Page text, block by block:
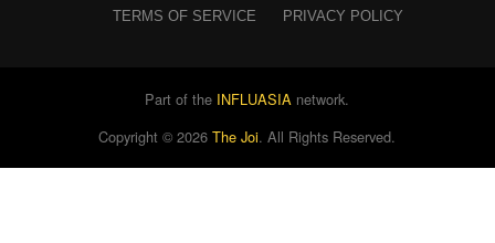
TERMS OF SERVICE
PRIVACY POLICY
Part of the INFLUASIA network.
Copyright ©2026 The Joi. All Rights Reserved.